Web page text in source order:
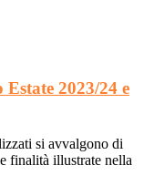
2023/24 e
si avvalgono di
finalità illustrate nella